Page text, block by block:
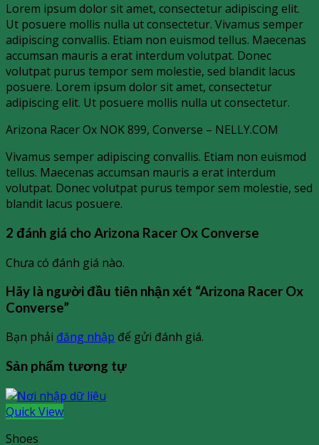
Lorem ipsum dolor sit amet, consectetur adipiscing elit.
Ut posuere mollis nulla ut consectetur. Vivamus semper
adipiscing convallis. Etiam non euismod tellus. Maecenas
accumsan mauris a erat interdum volutpat. Donec
volutpat purus tempor sem molestie, sed blandit lacus
posuere. Lorem ipsum dolor sit amet, consectetur
adipiscing elit. Ut posuere mollis nulla ut consectetur.
Arizona Racer Ox NOK 899, Converse – NELLY.COM
Vivamus semper adipiscing convallis. Etiam non euismod
tellus. Maecenas accumsan mauris a erat interdum
volutpat. Donec volutpat purus tempor sem molestie, sed
blandit lacus posuere.
2 đánh giá choArizona Racer Ox Converse
Chưa có đánh giá nào.
Hãy là người đầu tiên nhận xét “Arizona Racer Ox
Converse”
Bạn phải đăng nhập để gửi đánh giá.
Sản phẩm tương tự
Quick View
Shoes